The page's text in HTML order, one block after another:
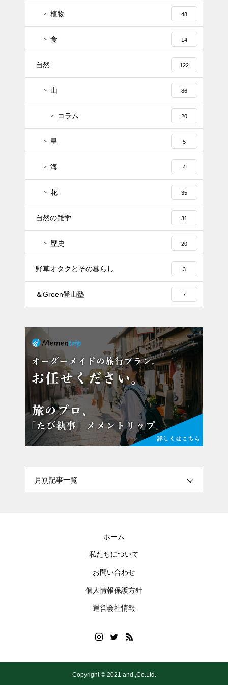
植物 48
食 14
自然 122
山 86
コラム 20
星 5
海 4
花 35
自然の雑学 31
歴史 20
野草オタクとその暮らし 3
＆Green登山塾 7
月別記事一覧
ホーム
私たちについて
お問い合わせ
個人情報保護方針
運営会社情報
Copyright © 2021 and.,Co.Ltd.